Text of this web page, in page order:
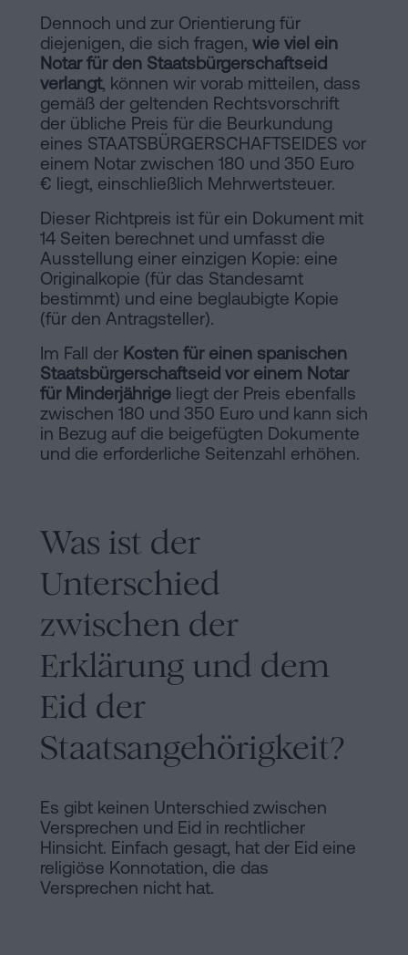
Dennoch und zur Orientierung für
diejenigen, die sich fragen, wie viel ein
Notar für den Staatsbürgerschaftseid
verlangt, können wir vorab mitteilen, dass
gemäß der geltenden Rechtsvorschrift
der übliche Preis für die Beurkundung
eines STAATSBÜRGERSCHAFTSEIDES vor
einem Notar zwischen 180 und 350 Euro
€ liegt, einschließlich Mehrwertsteuer.
Dieser Richtpreis ist für ein Dokument mit
14 Seiten berechnet und umfasst die
Ausstellung einer einzigen Kopie: eine
Originalkopie (für das Standesamt
bestimmt) und eine beglaubigte Kopie
(für den Antragsteller).
Im Fall der Kosten für einen spanischen
Staatsbürgerschaftseid vor einem Notar
für Minderjährige liegt der Preis ebenfalls
zwischen 180 und 350 Euro und kann sich
in Bezug auf die beigefügten Dokumente
und die erforderliche Seitenzahl erhöhen.
Was ist der
Unterschied
zwischen der
Erklärung und dem
Eid der
Staatsangehörigkeit?
Es gibt keinen Unterschied zwischen
Versprechen und Eid in rechtlicher
Hinsicht. Einfach gesagt, hat der Eid eine
religiöse Konnotation, die das
Versprechen nicht hat.